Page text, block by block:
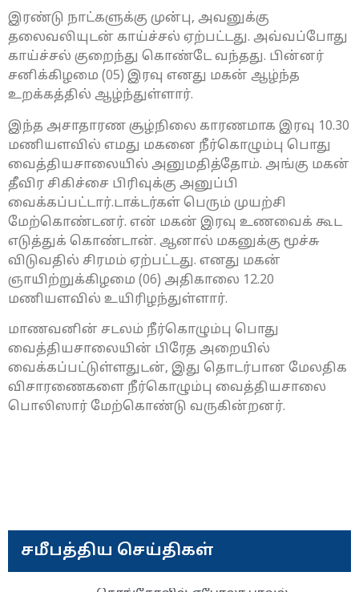
இரண்டு நாட்களுக்கு முன்பு, அவனுக்கு
தலைவலியுடன் காய்ச்சல் ஏற்பட்டது. அவ்வப்போது
காய்ச்சல் குறைந்து கொண்டே வந்தது. பின்னர்
சனிக்கிழமை (05) இரவு எனது மகன் ஆழ்ந்த
உறக்கத்தில் ஆழ்ந்துள்ளார்.
இந்த அசாதாரண சூழ்நிலை காரணமாக இரவு 10.30
மணியளவில் எமது மகனை நீர்கொழும்பு பொது
வைத்தியசாலையில் அனுமதித்தோம். அங்கு மகன்
தீவிர சிகிச்சை பிரிவுக்கு அனுப்பி
வைக்கப்பட்டார்.டாக்டர்கள் பெரும் முயற்சி
மேற்கொண்டனர். என் மகன் இரவு உணவைக் கூட
எடுத்துக் கொண்டான். ஆனால் மகனுக்கு மூச்சு
விடுவதில் சிரமம் ஏற்பட்டது. எனது மகன்
ஞாயிற்றுக்கிழமை (06) அதிகாலை 12.20
மணியளவில் உயிரிழந்துள்ளார்.
மாணவனின் சடலம் நீர்கொழும்பு பொது
வைத்தியசாலையின் பிரேத அறையில்
வைக்கப்பட்டுள்ளதுடன், இது தொடர்பான மேலதிக
விசாரணைகளை நீர்கொழும்பு வைத்தியசாலை
பொலிஸார் மேற்கொண்டு வருகின்றனர்.
சமீபத்திய செய்திகள்